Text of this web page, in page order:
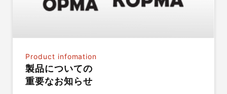
Product infomation
製品についての
重要なお知らせ